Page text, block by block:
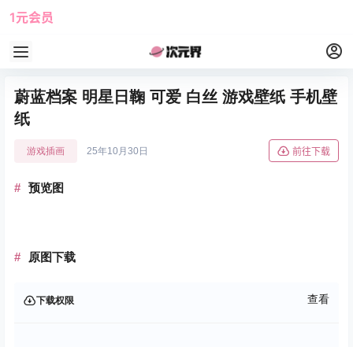
1元会员
蔚蓝档案 明星日鞠 可爱 白丝 游戏壁纸 手机壁
纸
游戏插画 25年10月30日 前往下载
预览图
原图下载
下载权限 查看